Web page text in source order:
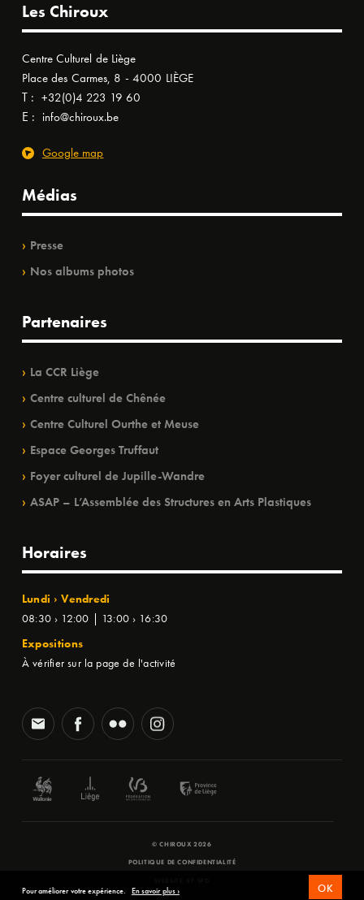
Les Chiroux
Centre Culturel de Liège
Place des Carmes, 8 - 4000 LIÈGE
T : +32(0)4 223 19 60
E : info@chiroux.be
Google map
Médias
Presse
Nos albums photos
Partenaires
La CCR Liège
Centre culturel de Chênée
Centre Culturel Ourthe et Meuse
Espace Georges Truffaut
Foyer culturel de Jupille-Wandre
ASAP – L’Assemblée des Structures en Arts Plastiques
Horaires
Lundi › Vendredi
08:30 › 12:00 | 13:00 › 16:30
Expositions
À vérifier sur la page de l'activité
© CHIROUX 2026
POLITIQUE DE CONFIDENTIALITÉ
Pour améliorer votre expérience. En savoir plus › OK